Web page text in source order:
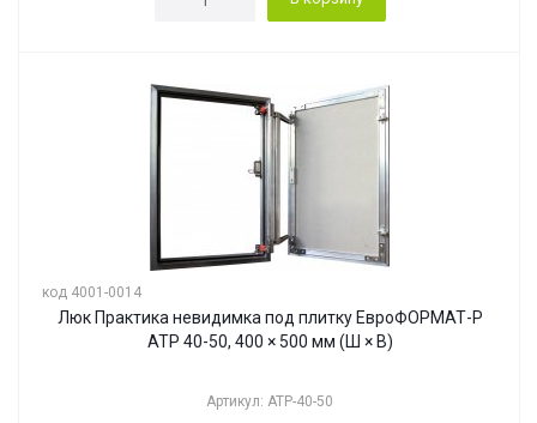
код 4001-0014
Люк Практика невидимка под плитку ЕвроФОРМАТ-Р
АТР 40-50, 400 × 500 мм (Ш × В)
Артикул: АТР-40-50